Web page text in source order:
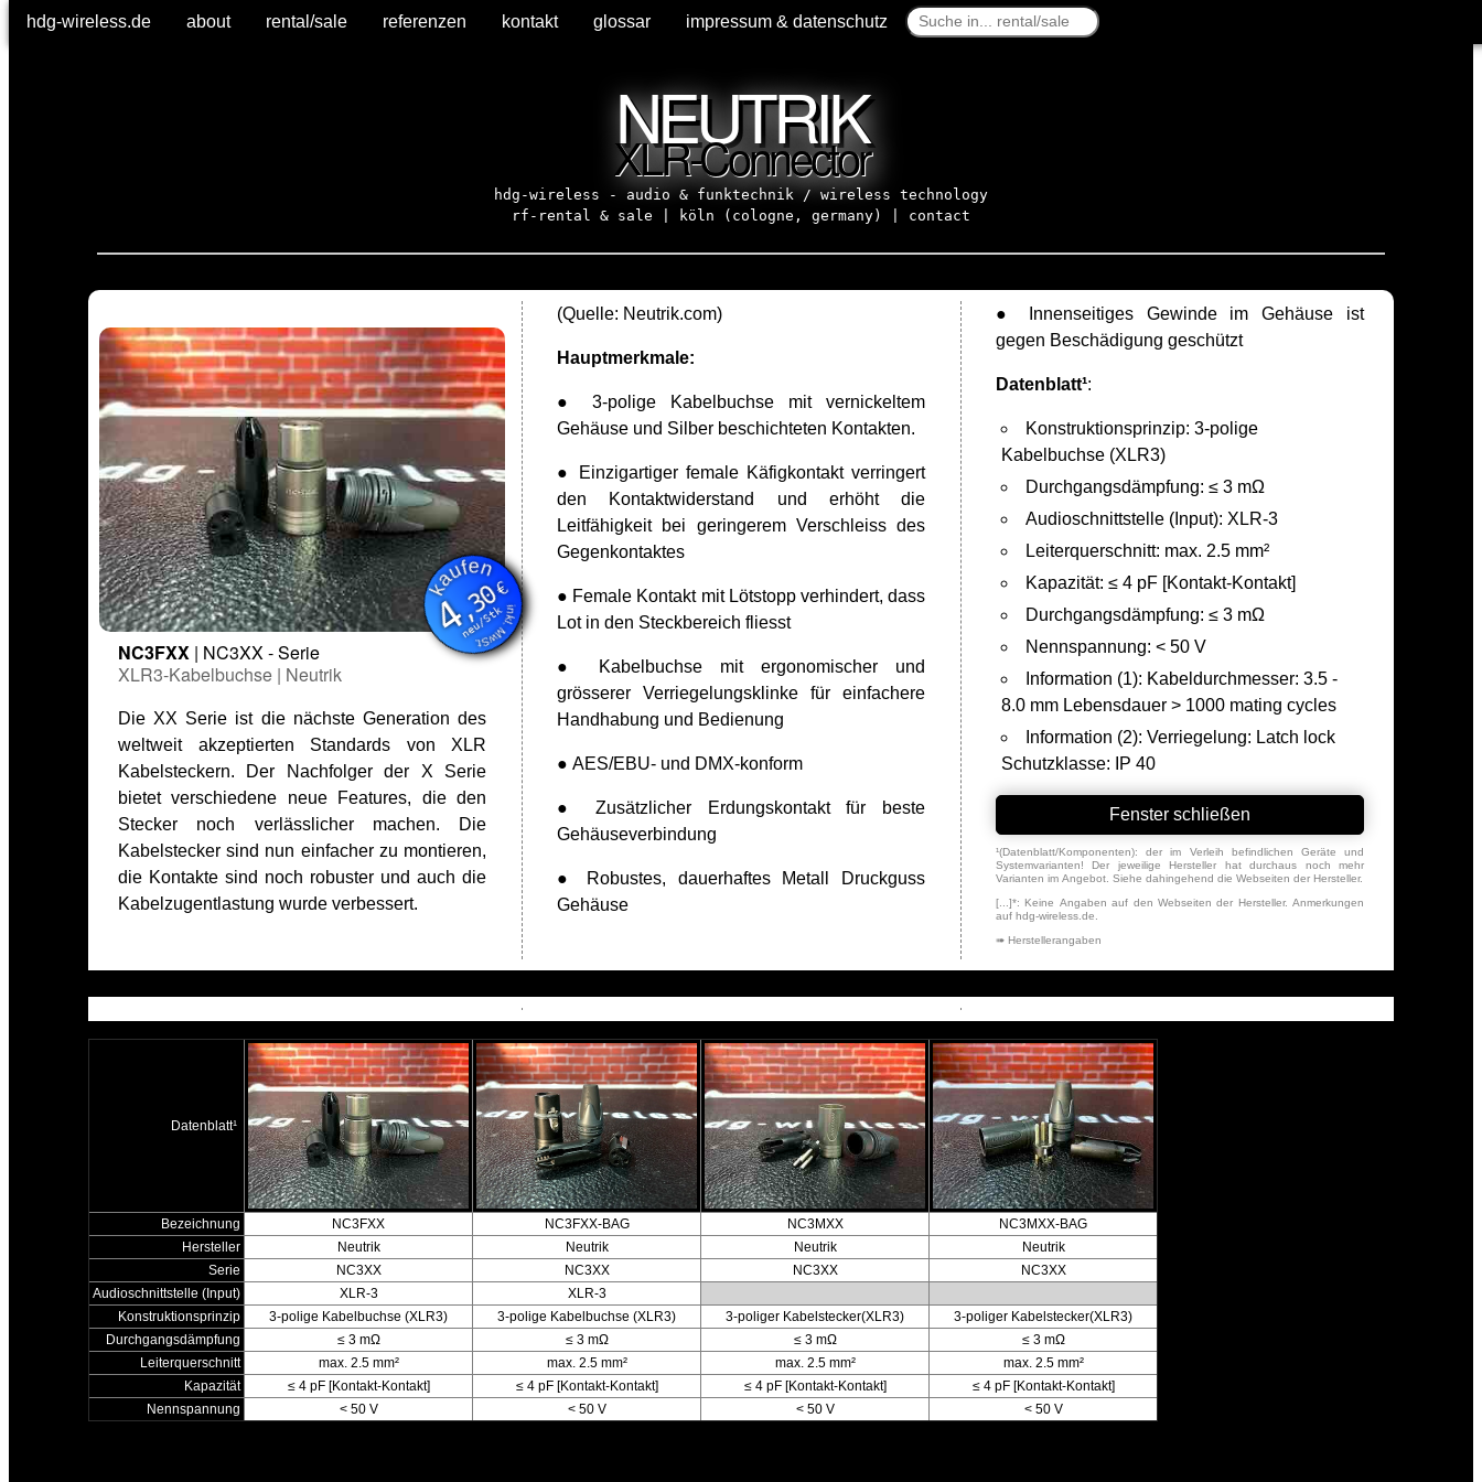
hdg-wireless.de about rental/sale referenzen kontakt glossar impressum & datenschutz
hdg-wireless.de about rental/sale referenzen kontakt glossar impressum & datenschutz
NEUTRIK
XLR-Connector
hdg-wireless - audio & funktechnik / wireless technology
rf-rental & sale | köln (cologne, germany) | contact
kaufen
inkl. MwSt.
4,30€
neu/Stk
NC3FXX | NC3XX - Serie
XLR3-Kabelbuchse | Neutrik
Die XX Serie ist die nächste Generation des
weltweit akzeptierten Standards von XLR
Kabelsteckern. Der Nachfolger der X Serie
bietet verschiedene neue Features, die den
Stecker noch verlässlicher machen. Die
Kabelstecker sind nun einfacher zu montieren,
die Kontakte sind noch robuster und auch die
Kabelzugentlastung wurde verbessert.
(Quelle: Neutrik.com)
Hauptmerkmale:
● 3-polige Kabelbuchse mit vernickeltem
Gehäuse und Silber beschichteten Kontakten.
● Einzigartiger female Käfigkontakt verringert
den Kontaktwiderstand und erhöht die
Leitfähigkeit bei geringerem Verschleiss des
Gegenkontaktes
● Female Kontakt mit Lötstopp verhindert, dass
Lot in den Steckbereich fliesst
● Kabelbuchse mit ergonomischer und
grösserer Verriegelungsklinke für einfachere
Handhabung und Bedienung
● AES/EBU- und DMX-konform
● Zusätzlicher Erdungskontakt für beste
Gehäuseverbindung
● Robustes, dauerhaftes Metall Druckguss
Gehäuse
● Innenseitiges Gewinde im Gehäuse ist
gegen Beschädigung geschützt
Datenblatt¹:
Konstruktionsprinzip: 3-polige
Kabelbuchse (XLR3)
Durchgangsdämpfung: ≤ 3 mΩ
Audioschnittstelle (Input): XLR-3
Leiterquerschnitt: max. 2.5 mm²
Kapazität: ≤ 4 pF [Kontakt-Kontakt]
Durchgangsdämpfung: ≤ 3 mΩ
Nennspannung: < 50 V
Information (1): Kabeldurchmesser: 3.5 -
8.0 mm Lebensdauer > 1000 mating cycles
Information (2): Verriegelung: Latch lock
Schutzklasse: IP 40
Fenster schließen
¹(Datenblatt/Komponenten): der im Verleih befindlichen Geräte und
Systemvarianten! Der jeweilige Hersteller hat durchaus noch mehr
Varianten im Angebot. Siehe dahingehend die Webseiten der Hersteller.
[...]*: Keine Angaben auf den Webseiten der Hersteller. Anmerkungen
auf hdg-wireless.de.
➠ Herstellerangaben
Datenblatt¹
Bezeichnung NC3FXX NC3FXX-BAG NC3MXX
NC3MXX-BAG
Hersteller
Neutrik Neutrik Neutrik
Neutrik
Serie
NC3XX NC3XX NC3XX
NC3XX
Audioschnittstelle (Input)
XLR-3
XLR-3
Konstruktionsprinzip
3-polige Kabelbuchse (XLR3) 3-polige Kabelbuchse (XLR3) 3-poliger Kabelstecker(XLR3)
3-poliger Kabelstecker(XLR3)
Durchgangsdämpfung
≤ 3 mΩ ≤ 3 mΩ ≤ 3 mΩ
≤ 3 mΩ
Leiterquerschnitt
max. 2.5 mm² max. 2.5 mm² max. 2.5 mm²
max. 2.5 mm²
Kapazität
≤ 4 pF [Kontakt-Kontakt] ≤ 4 pF [Kontakt-Kontakt] ≤ 4 pF [Kontakt-Kontakt]
≤ 4 pF [Kontakt-Kontakt]
Nennspannung
< 50 V < 50 V < 50 V < 50 V